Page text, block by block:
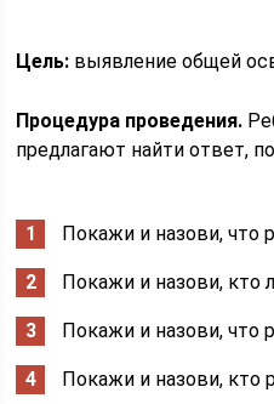
Цель: выявление общей
Процедура проведения.
предлагают найти ответ,
Покажи и назови, что
Покажи и назови, кто
Покажи и назови, что
Покажи и назови, кто